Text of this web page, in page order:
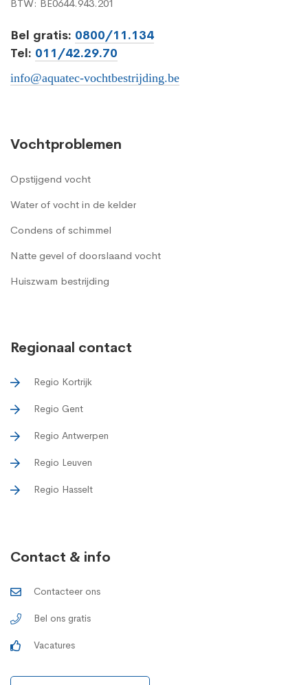
BTW: BE0644.943.201
Bel gratis: 0800/11.134
Tel: 011/42.29.70
info@aquatec-vochtbestrijding.be
Vochtproblemen
Opstijgend vocht
Water of vocht in de kelder
Condens of schimmel
Natte gevel of doorslaand vocht
Huiszwam bestrijding
Regionaal contact
Regio Kortrijk
Regio Gent
Regio Antwerpen
Regio Leuven
Regio Hasselt
Contact & info
Contacteer ons
Bel ons gratis
Vacatures